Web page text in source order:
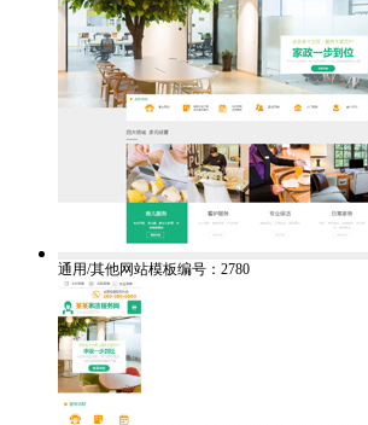
通用/其他网站模板编号：2780